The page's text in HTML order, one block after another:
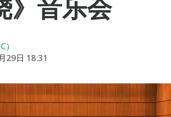
》音乐会
29日 18:31